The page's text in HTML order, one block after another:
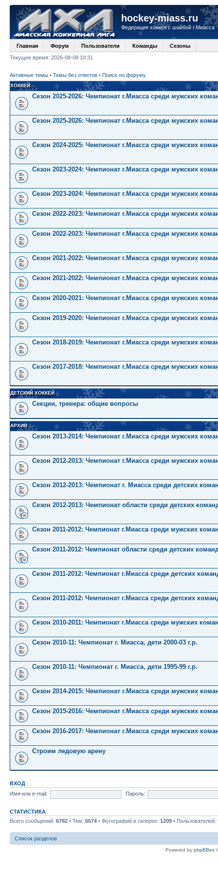
hockey-miass.ru
Федерация хоккея с шайбой г.Миасса
Главная Форум Пользователи Команды
Сезоны
Текущее время: 2026-08-08 10:31
Активные темы • Темы без ответов • Поиск по форуму
ХОККЕЙ
Сезон 2025-2026: Чемпионат г.Миасса среди мужских
Сезон 2025-2026: Чемпионат г.Миасса среди мужских
Сезон 2024-2025: Чемпионат г.Миасса среди мужских
Сезон 2023-2024: Чемпионат г.Миасса среди мужских
Сезон 2023-2024: Чемпионат г.Миасса среди мужских
Сезон 2022-2023: Чемпионат г.Миасса среди мужских
Сезон 2022-2023: Чемпионат г.Миасса среди мужских
Сезон 2021-2022: Чемпионат г.Миасса среди мужских
Сезон 2021-2022: Чемпионат г.Миасса среди мужских
Сезон 2020-2021: Чемпионат г.Миасса среди мужских
Сезон 2019-2020: Чемпионат г.Миасса среди мужских
Сезон 2018-2019: Чемпионат г.Миасса среди мужских
Сезон 2017-2018: Чемпионат г.Миасса среди мужских
ДЕТСКИЙ ХОККЕЙ
Секции, тренера: общие вопросы
АРХИВ
Сезон 2013-2014: Чемпионат г.Миасса среди мужских
Сезон 2012-2013: Чемпионат г.Миасса среди мужских
Сезон 2012-2013: Чемпионат г. Миасса среди детских
Сезон 2012-2013: Чемпионат области среди детских
Сезон 2011-2012: Чемпионат г.Миасса среди мужских
Сезон 2011-2012: Чемпионат области среди детских
Сезон 2011-2012: Чемпионат г.Миасса среди детских
Сезон 2011-2012: Чемпионат г.Миасса среди детских
Сезон 2010-2011: Чемпионат г.Миасса среди мужских
Сезон 2010-11: Чемпионат г. Миасса, дети 2000-03 г.р.
Сезон 2010-11: Чемпионат г. Миасса, дети 1995-99 г.р.
Сезон 2014-2015: Чемпионат г.Миасса среди мужских
Сезон 2015-2016: Чемпионат г.Миасса среди мужских
Сезон 2016-2017: Чемпионат г.Миасса среди мужских
Строим ледовую арену
ВХОД
Имя или e-mail:
Пароль:
СТАТИСТИКА
Всего сообщений: 6782 • Тем: 6574 • Фотографий в галерее: 1209 • Пользователей:
Список разделов
Powered by phpBBex